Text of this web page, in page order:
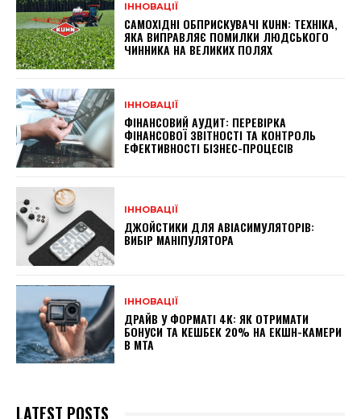
ІННОВАЦІЇ
САМОХІДНІ ОБПРИСКУВАЧІ KUHN: ТЕХНІКА,
ЯКА ВИПРАВЛЯЄ ПОМИЛКИ ЛЮДСЬКОГО
ЧИННИКА НА ВЕЛИКИХ ПОЛЯХ
ІННОВАЦІЇ
ФІНАНСОВИЙ АУДИТ: ПЕРЕВІРКА
ФІНАНСОВОЇ ЗВІТНОСТІ ТА КОНТРОЛЬ
ЕФЕКТИВНОСТІ БІЗНЕС-ПРОЦЕСІВ
ІННОВАЦІЇ
ДЖОЙСТИКИ ДЛЯ АВІАСИМУЛЯТОРІВ:
ВИБІР МАНІПУЛЯТОРА
ІННОВАЦІЇ
ДРАЙВ У ФОРМАТІ 4K: ЯК ОТРИМАТИ
БОНУСИ ТА КЕШБЕК 20% НА ЕКШН-КАМЕРИ
В МТА
LATEST POSTS